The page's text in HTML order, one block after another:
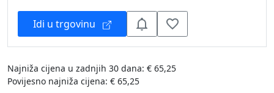
Idi u trgovinu
Najniža cijena u zadnjih 30 dana: € 65,25
Povijesno najniža cijena: € 65,25